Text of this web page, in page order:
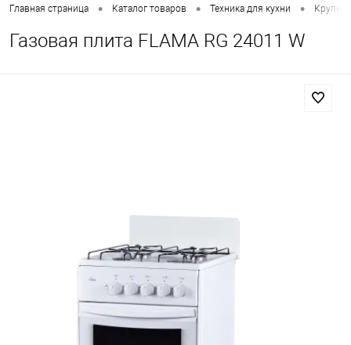
Главная страница • Каталог товаров • Техника для кухни •
Газовая плита FLAMA RG 24011 W